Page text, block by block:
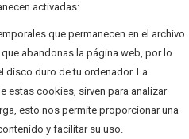
activadas:
que permanecen en el archivo
abandonas la página web, por lo
disco duro de tu ordenador. La
estas cookies, sirven para analizar
esto nos permite proporcionar una
y facilitar su uso.